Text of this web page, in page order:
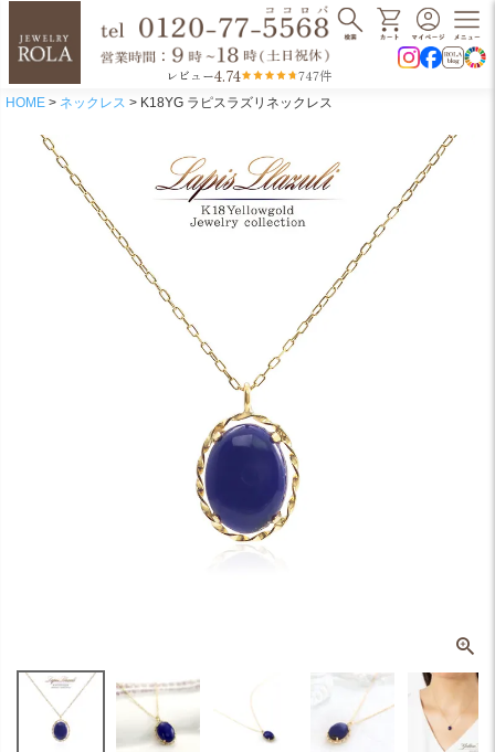
レビュー4.74 747件
HOME ネックレス K18YG ラピスラズリネックレス